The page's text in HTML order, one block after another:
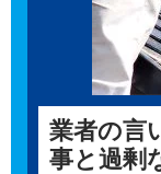
業者の言
事と過剰